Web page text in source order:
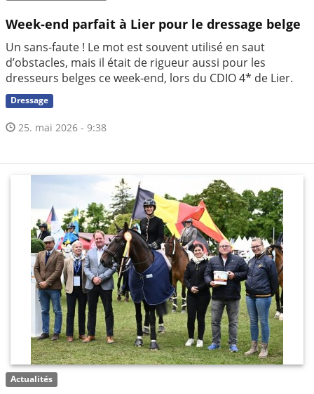
Week-end parfait à Lier pour le dressage belge
Un sans-faute ! Le mot est souvent utilisé en saut
d’obstacles, mais il était de rigueur aussi pour les
dresseurs belges ce week-end, lors du CDIO 4* de Lier.
Dressage
25. mai 2026 - 9:38
Actualités